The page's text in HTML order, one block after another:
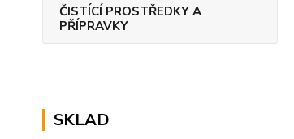
ČISTÍCÍ PROSTŘEDKY A
PŘÍPRAVKY
SKLAD